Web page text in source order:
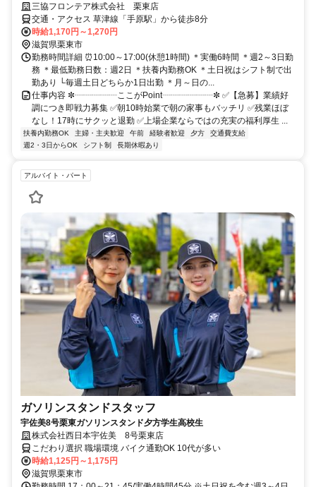
三協フロンテア株式会社 栗東店
交通・アクセス 草津線「手原駅」から徒歩8分
時給1,170円～1,270円
滋賀県栗東市
勤務時間詳細 ⏰10:00～17:00(休憩1時間) ＊実働6時間 ＊週2～3日勤
務 ＊最低勤務日数：週2日 ＊扶養内勤務OK ＊土日祝はシフト制で出
勤あり └毎週土日どちらか1日出勤 ＊月～日の...
仕事内容 ✼┈┈┈┈┈ここがPoint┈┈┈┈┈┈✼ ✅【急募】業績好
調につき即戦力募集 ✅朝10時始業で朝の家事もバッチリ ✅残業ほぼ
なし！17時にサクッと退勤 ✅上場企業ならではの充実の福利厚生 ...
扶養内勤務OK 主婦・主夫歓迎 午前 経験者歓迎 夕方
交通費支給
週2・3日からOK
シフト制 長期休暇あり
アルバイト・パート
ガソリンスタンドスタッフ
宇佐美8号栗東ガソリンスタンド夕方学生高校生
株式会社西日本宇佐美 8号栗東店
こだわり選択 職場環境 バイク通勤OK 10代が多い
時給1,125円～1,175円
滋賀県栗東市